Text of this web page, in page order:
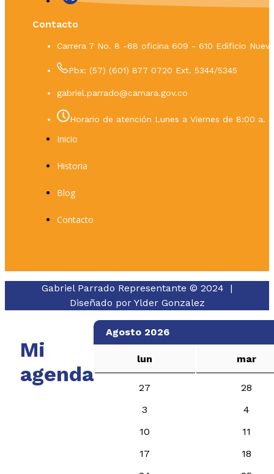
Contacto
Carrera 7 No. 8 -68 oficina 609 - 610 Edificio
Pbx: (57) (601) 877 0720 Ext. 5344/5345
gabriel.parrado@camara.gov.co
Horario de atención Lunes a Viernes de 8:00 a.
Inicio
Historia
Blog
Contacto
Gabriel Parrado Representante © 2024 |
Diseñado por Ylder Gonzalez
Mi
agenda
Agosto 2026
lun mar
27
28
3
4
10
11
17
18